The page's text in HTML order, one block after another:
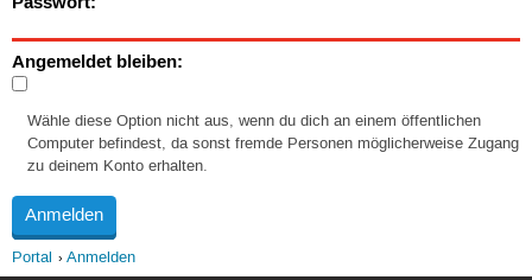
Angemeldet bleiben:
Wähle diese Option nicht aus, wenn du dich an einem öffentlichen
Computer befindest, da sonst fremde Personen möglicherweise Zugang
zu deinem Konto erhalten.
Portal Anmelden